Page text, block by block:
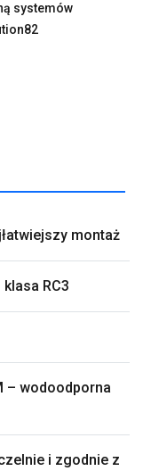
systemów
montaż
RC3
– wodoodporna
i zgodnie z